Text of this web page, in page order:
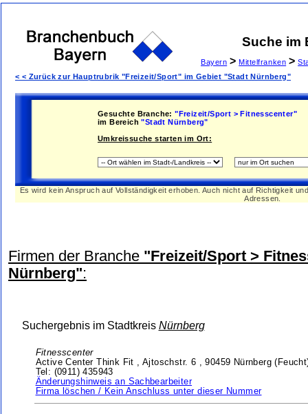
Suche im
Bayern > Mittelfranken >
< < Zurück zur Hauptrubrik "Freizeit/Sport" im Gebiet "Stadt Nürnberg"
Gesuchte Branche: "Freizeit/Sport > Fitnesscenter"
im Bereich "Stadt Nürnberg"
Umkreissuche starten im Ort:
Es wird kein Anspruch auf Vollständigkeit erhoben. Auch nicht auf Richtigkeit
Adressen.
Firmen der Branche "Freizeit/Sport >
Nürnberg":
Suchergebnis im Stadtkreis Nürnberg
Fitnesscenter
Active Center Think Fit , Ajtoschstr. 6 ,90459 Nürnberg
Tel: (0911) 435943
Änderungshinweis an Sachbearbeiter
Firma löschen / Kein Anschluss unter dieser Nummer